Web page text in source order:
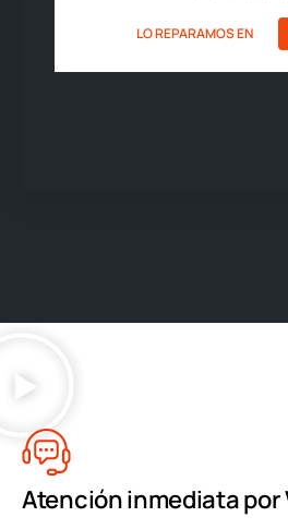
LO REPARAMOS EN
Atención inmediata por